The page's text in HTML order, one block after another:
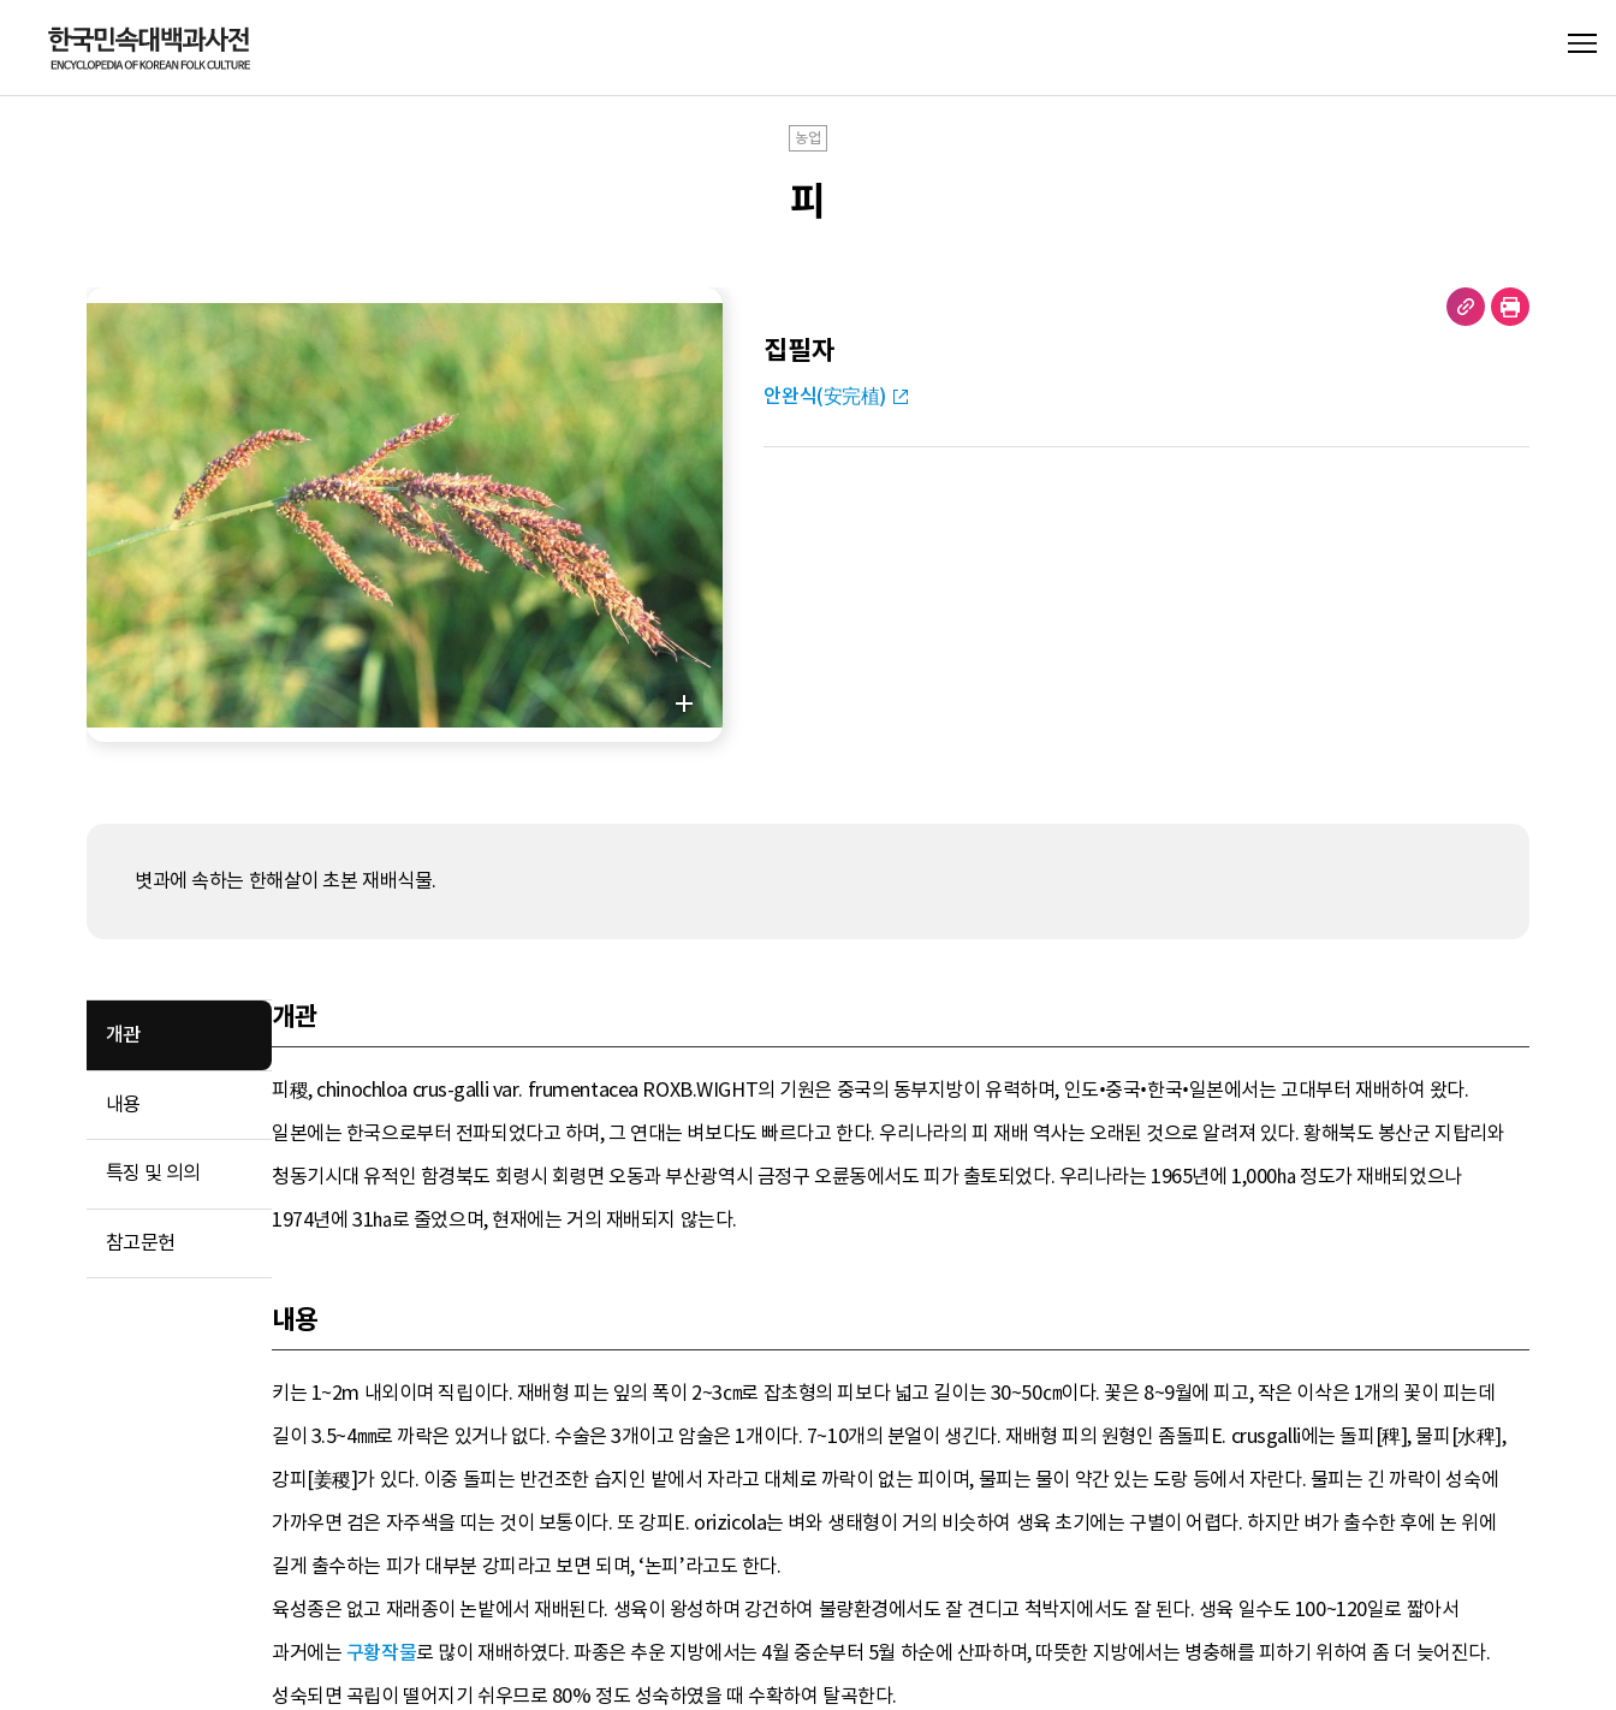
농업
피
집필자
안완식(安完植)
볏과에 속하는 한해살이 초본 재배식물.
개관
내용
특징 및 의의
참고문헌
개관
피稷, chinochloa crus-galli var. frumentacea ROXB.WIGHT의 기원은 중국의 동부지방이 유력하며, 인도•중국•한국•일본에서는 고대부터 재배하여 왔다.
일본에는 한국으로부터 전파되었다고 하며, 그 연대는 벼보다도 빠르다고 한다. 우리나라의 피 재배 역사는 오래된 것으로 알려져 있다. 황해북도 봉산군 지탑리와
청동기시대 유적인 함경북도 회령시 회령면 오동과 부산광역시 금정구 오륜동에서도 피가 출토되었다. 우리나라는 1965년에 1,000㏊ 정도가 재배되었으나
1974년에 31㏊로 줄었으며, 현재에는 거의 재배되지 않는다.
내용
키는 1~2m 내외이며 직립이다. 재배형 피는 잎의 폭이 2~3㎝로 잡초형의 피보다 넓고 길이는 30~50㎝이다. 꽃은 8~9월에 피고, 작은 이삭은 1개의 꽃이 피는데
길이 3.5~4㎜로 까락은 있거나 없다. 수술은 3개이고 암술은 1개이다. 7~10개의 분얼이 생긴다. 재배형 피의 원형인 좀돌피E. crusgalli에는 돌피[稗], 물피[水稗],
강피[姜稷]가 있다. 이중 돌피는 반건조한 습지인 밭에서 자라고 대체로 까락이 없는 피이며, 물피는 물이 약간 있는 도랑 등에서 자란다. 물피는 긴 까락이 성숙에
가까우면 검은 자주색을 띠는 것이 보통이다. 또 강피E. orizicola는 벼와 생태형이 거의 비슷하여 생육 초기에는 구별이 어렵다. 하지만 벼가 출수한 후에 논 위에
길게 출수하는 피가 대부분 강피라고 보면 되며, ‘논피’라고도 한다.
육성종은 없고 재래종이 논밭에서 재배된다. 생육이 왕성하며 강건하여 불량환경에서도 잘 견디고 척박지에서도 잘 된다. 생육 일수도 100~120일로 짧아서
과거에는구황작물로 많이 재배하였다. 파종은 추운 지방에서는 4월 중순부터 5월 하순에 산파하며, 따뜻한 지방에서는 병충해를 피하기 위하여 좀 더 늦어진다.
성숙되면 곡립이 떨어지기 쉬우므로 80% 정도 성숙하였을 때 수확하여 탈곡한다.